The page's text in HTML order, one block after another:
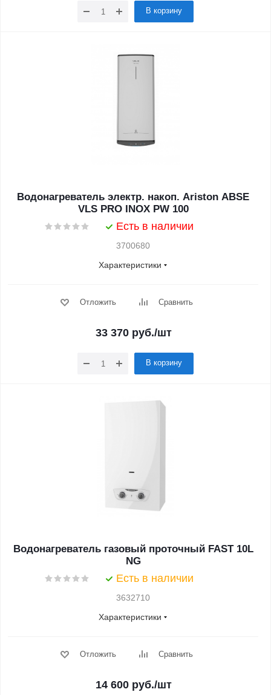
В корзину
Водонагреватель электр. накоп. Ariston ABSE
VLS PRO INOX PW 100
Есть в наличии
3700680
Характеристики
Отложить Сравнить
33 370руб./шт
В корзину
Водонагреватель газовый проточный FAST 10L
NG
Есть в наличии
3632710
Характеристики
Отложить Сравнить
14 600руб./шт